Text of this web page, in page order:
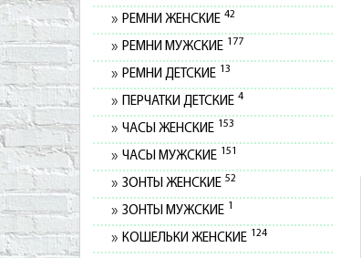
РЕМНИ ЖЕНСКИЕ 42
РЕМНИ МУЖСКИЕ 177
РЕМНИ ДЕТСКИЕ 13
ПЕРЧАТКИ ДЕТСКИЕ 4
ЧАСЫ ЖЕНСКИЕ 153
ЧАСЫ МУЖСКИЕ 151
ЗОНТЫ ЖЕНСКИЕ 52
ЗОНТЫ МУЖСКИЕ 1
КОШЕЛЬКИ ЖЕНСКИЕ 124